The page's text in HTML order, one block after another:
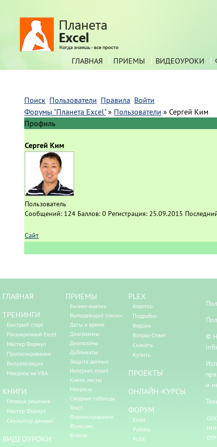
ГЛАВНАЯ ПРИЕМЫ ВИДЕОУРОКИ
Поиск Пользователи Правила Войти
Форумы "Планета Excel" » Пользователи » Сергей Ким
Профиль
Сергей Ким
Пользователь
Сообщений: 124 Баллов: 0 Регистрация: 25.09.2015
Сайт
ГЛАВНАЯ
ТРЕНИНГИ
Быстрый старт
Расширенный Excel
Мастер Формул
Прогнозирование
Визуализация
Макросы на VBA
КНИГИ
Готовые решения
Мастер Формул
Скульптор данных
ВИДЕОУРОКИ
ПРИЕМЫ
Бизнес-анализ
Выпадающие списки
Даты и время
Диаграммы
Диапазоны
Дубликаты
Защита данных
Интернет, email
Книги, листы
Макросы
Сводные таблицы
Текст
Форматирование
Функции
Всякое
PLEX
Коротко
Подробно
Версии
Вопрос-Ответ
Скачать
Купить
ПРОЕКТЫ
ОНЛАЙН-КУРСЫ
ФОРУМ
Excel
Работа
PLEX
©
и